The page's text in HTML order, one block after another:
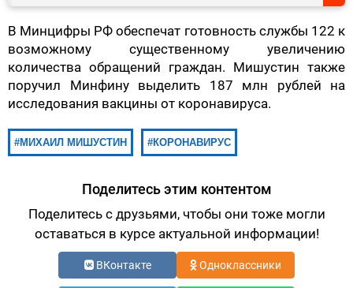
В Минцифры РФ обеспечат готовность службы 122 к
возможному существенному увеличению
количества обращений граждан. Мишустин также
поручил Минфину выделить 187 млн рублей на
исследования вакцины от коронавируса.
МИХАИЛ МИШУСТИН КОРОНАВИРУС
Поделитесь этим контентом
Поделитесь с друзьями, чтобы они тоже могли
оставаться в курсе актуальной информации!
ВКонтакте Одноклассники